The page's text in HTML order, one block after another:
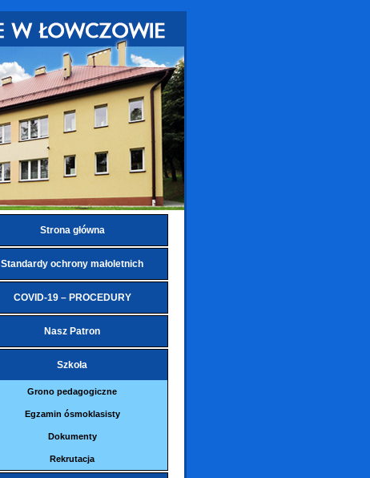
Strona główna
Standardy ochrony małoletnich
COVID-19 – PROCEDURY
Nasz Patron
Szkoła
Grono pedagogiczne
Egzamin ósmoklasisty
Dokumenty
Rekrutacja